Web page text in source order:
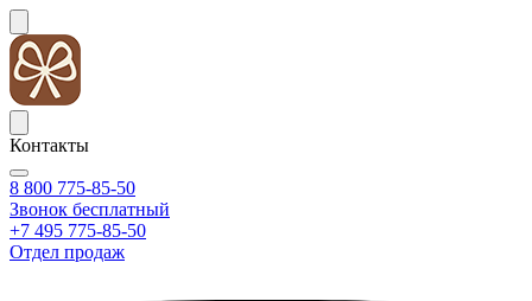
Контакты
8 800 775-85-50
Звонок бесплатный
+7 495 775-85-50
Отдел продаж